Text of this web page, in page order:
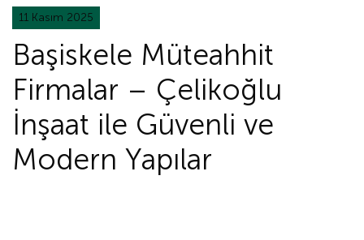
11 Kasım 2025
Başiskele Müteahhit
Firmalar – Çelikoğlu
İnşaat ile Güvenli ve
Modern Yapılar